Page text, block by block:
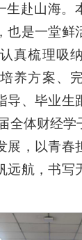
生赴山海。
也是一堂鲜
真梳理吸
养方案、
导、毕业生
全体财经学
展，以青春
远航，书写